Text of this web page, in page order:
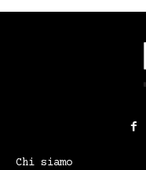
Chi siamo